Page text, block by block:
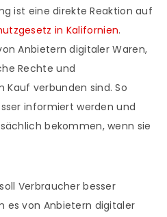
ist eine direkte Reaktion auf
in Kalifornien.
Anbietern digitaler Waren,
Rechte und
Kauf verbunden sind. So
informiert werden und
bekommen, wenn sie
Verbraucher besser
es von Anbietern digitaler